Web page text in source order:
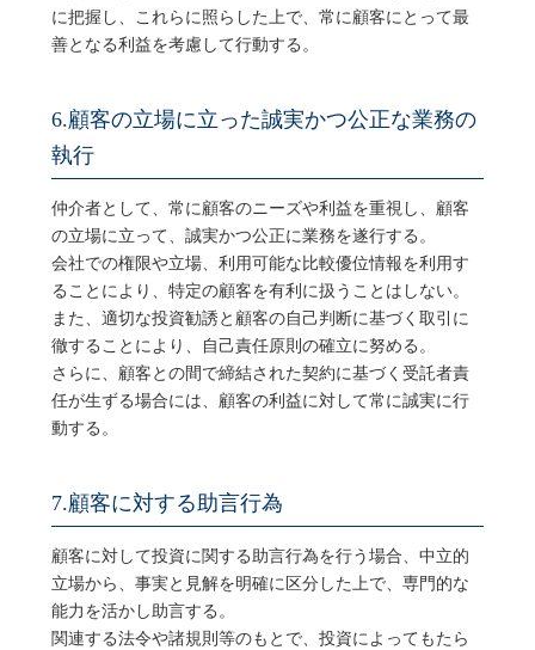
に把握し、これらに照らした上で、常に顧客にとって最
善となる利益を考慮して行動する。
6.顧客の立場に立った誠実かつ公正な業務の
執行
仲介者として、常に顧客のニーズや利益を重視し、顧客
の立場に立って、誠実かつ公正に業務を遂行する。
会社での権限や立場、利用可能な比較優位情報を利用す
ることにより、特定の顧客を有利に扱うことはしない。
また、適切な投資勧誘と顧客の自己判断に基づく取引に
徹することにより、自己責任原則の確立に努める。
さらに、顧客との間で締結された契約に基づく受託者責
任が生ずる場合には、顧客の利益に対して常に誠実に行
動する。
7.顧客に対する助言行為
顧客に対して投資に関する助言行為を行う場合、中立的
立場から、事実と見解を明確に区分した上で、専門的な
能力を活かし助言する。
関連する法令や諸規則等のもとで、投資によってもたら